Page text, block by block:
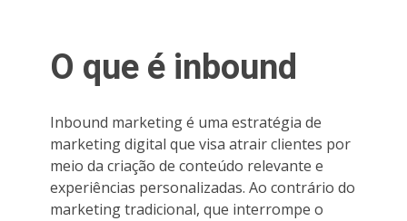
O que é inbound
Inbound marketing é uma estratégia de
marketing digital que visa atrair clientes por
meio da criação de conteúdo relevante e
experiências personalizadas. Ao contrário do
marketing tradicional, que interrompe o